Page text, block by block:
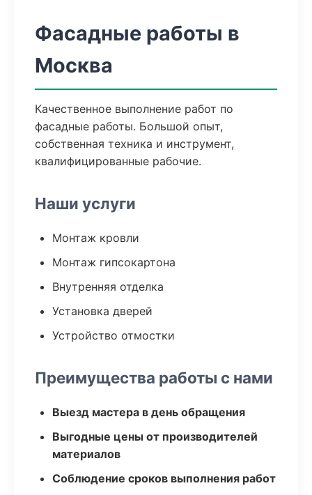
Фасадные работы в
Москва
Качественное выполнение работ по
фасадные работы. Большой опыт,
собственная техника и инструмент,
квалифицированные рабочие.
Наши услуги
Монтаж кровли
Монтаж гипсокартона
Внутренняя отделка
Установка дверей
Устройство отмостки
Преимущества работы с нами
Выезд мастера в день обращения
Выгодные цены от производителей
материалов
Соблюдение сроков выполнения работ